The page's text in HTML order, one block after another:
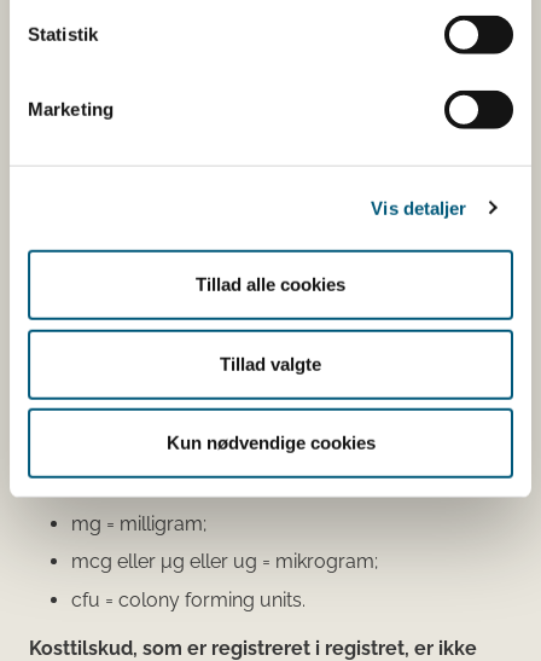
Statistik
Marketing
Vis detaljer
Tillad alle cookies
Tillad valgte
Kun nødvendige cookies
Øvrige ingredienser.
her
klikker på virksomhedens navn, kan du se
Den fødevareafdeling, der fører tilsyn med
virksomheden, er angivet.
Mængdeangivelser:
g = gram;
mg = milligram;
mcg eller μg eller ug = mikrogram;
cfu = colony forming units.
Kosttilskud, som er registreret i registret, er ikke